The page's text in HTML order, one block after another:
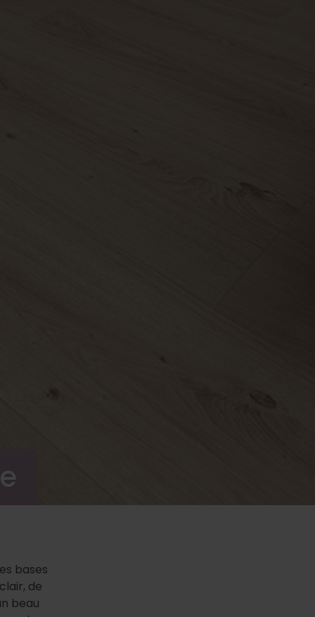
bases
de
beau